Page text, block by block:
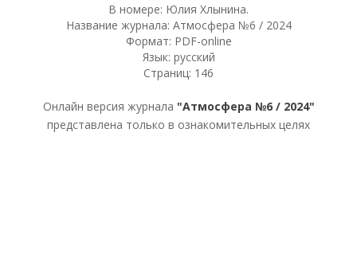
В номере: Юлия Хлынина.
Название журнала: Атмосфера №6 / 2024
Формат: PDF-online
Язык: русский
Страниц: 146
Онлайн версия журнала "Атмосфера №6 / 2024"
представлена только в ознакомительных целях